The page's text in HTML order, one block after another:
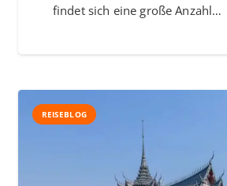
findet sich eine große Anzahl…
REISEBLOG